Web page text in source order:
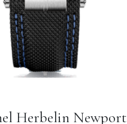
Herbelin Newport